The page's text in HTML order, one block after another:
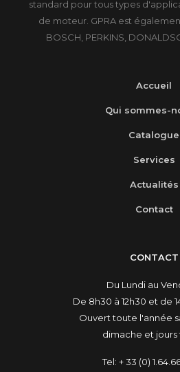
standard pour tous types
de moteur. GPRA est
BOSCH, PERKINS,
Accueil
Qui sommes-
Catalogue
Services
Actualités
Contact
CONTACT
Du Lundi au
De 8h30 à 12h30 et de
Ouvert toute l'année
dimache et jours
Tel: + 33 (0)